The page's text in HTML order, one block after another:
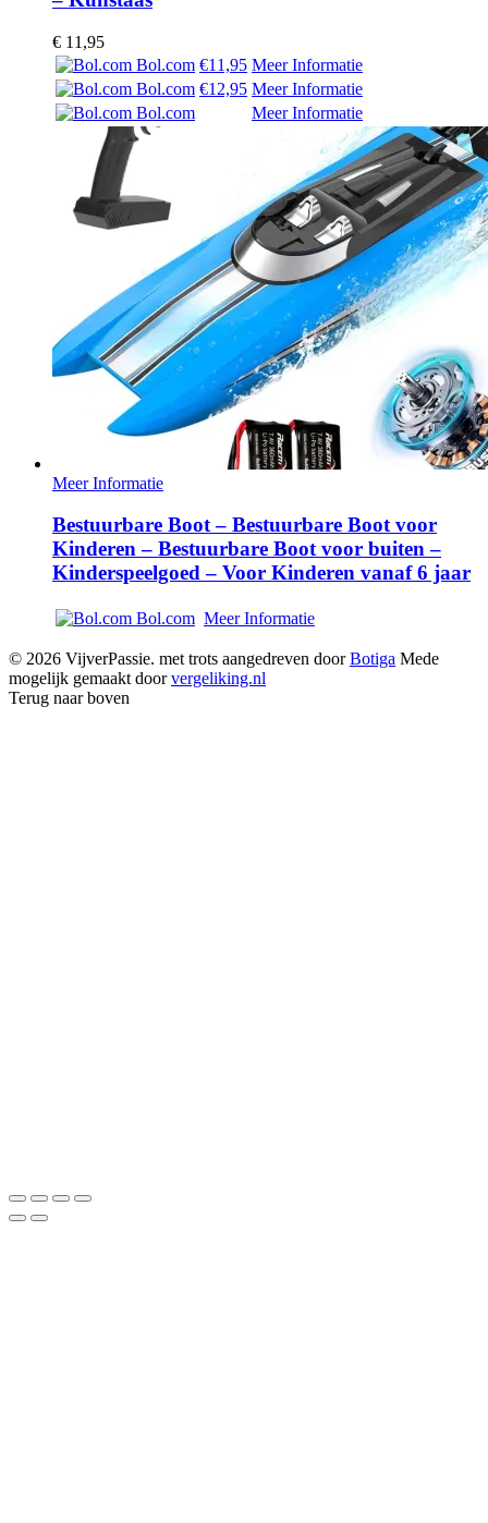
€ 11,95
Bol.com €11,95 Meer Informatie
Bol.com €12,95 Meer Informatie
Bol.com
Meer Informatie
Meer Informatie
Bestuurbare Boot – Bestuurbare Boot voor
Kinderen – Bestuurbare Boot voor buiten –
Kinderspeelgoed – Voor Kinderen vanaf 6 jaar
Bol.com Meer Informatie
© 2026 VijverPassie. met trots aangedreven doorBotiga Mede
mogelijk gemaakt doorvergeliking.nl
Terug naar boven